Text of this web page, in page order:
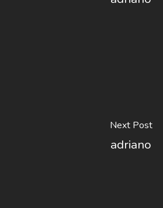
Next Post
adriano